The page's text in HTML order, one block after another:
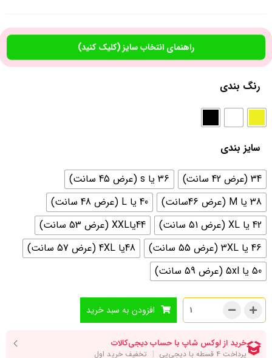
راهنمای انتخاب سایز (کلیک کنید)
رنگ بندی
سایز بندی
34 (عرض 42 سانت)
36 یا s (عرض 45 سانت)
38 یا M (عرض 46سانت)
40 یا L (عرض 48 سانت)
42 یا XL (عرض 51 سانت)
44یاXXL (عرض 53 سانت)
46 یا 3XL (عرض 55 سانت)
48یا 4XL (عرض 57 سانت)
50 یا 5xl (عرض 59 سانت)
افزودن به سبد خرید